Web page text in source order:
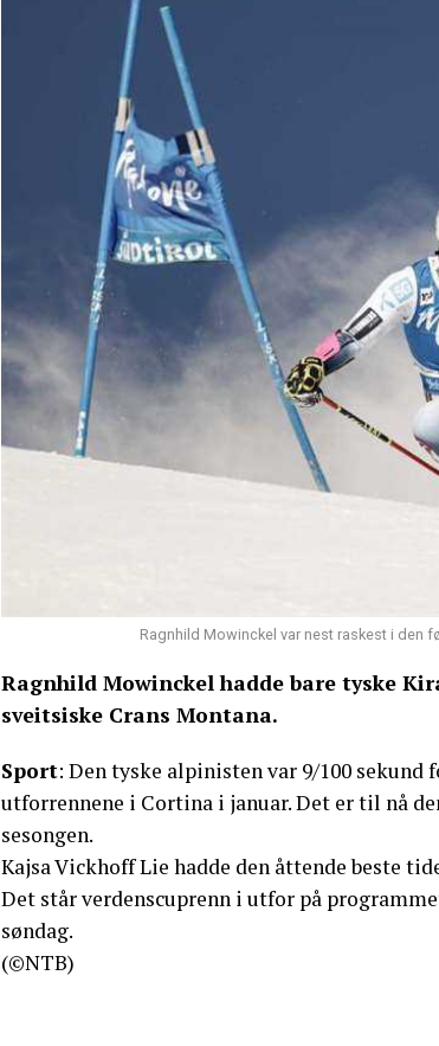
Ragnhild Mowinckel var nest raskest i den
Ragnhild Mowinckel hadde bare tyske
sveitsiske Crans Montana.
Sport: Den tyske alpinisten var 9/100
utforrennene i Cortina i januar. Det er til nå
sesongen.
Kajsa Vickhoff Lie hadde den åttende beste
Det står verdenscuprenn i utfor på
søndag.
(©NTB)